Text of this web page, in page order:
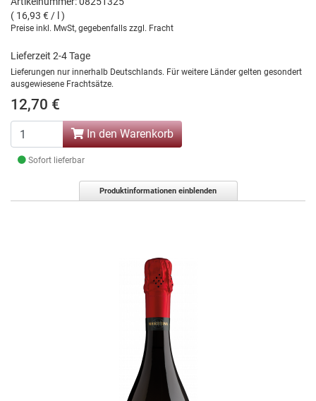
( 16,93 € / l )
Preise inkl. MwSt, gegebenfalls zzgl. Fracht
Lieferzeit 2-4 Tage
Lieferungen nur innerhalb Deutschlands. Für weitere Länder gelten gesondert
ausgewiesene Frachtsätze.
12,70 €
In den Warenkorb
Sofort lieferbar
Produktinformationen einblenden